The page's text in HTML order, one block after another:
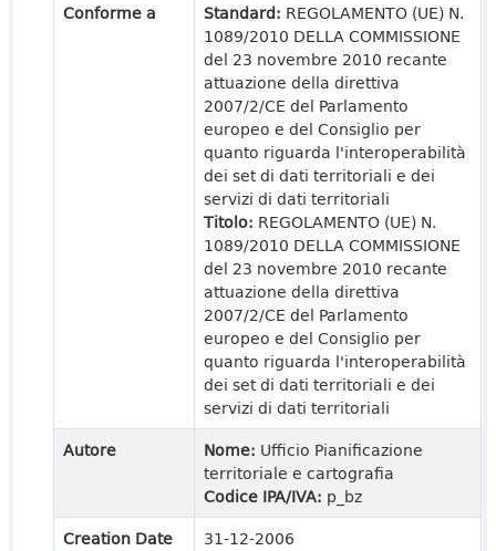
Conforme a
Standard: REGOLAMENTO (UE) N.
1089/2010 DELLA COMMISSIONE
del 23 novembre 2010 recante
attuazione della direttiva
2007/2/CE del Parlamento
europeo e del Consiglio per
quanto riguarda l'interoperabilità
dei set di dati territoriali e dei
servizi di dati territoriali
Titolo: REGOLAMENTO (UE) N.
1089/2010 DELLA COMMISSIONE
del 23 novembre 2010 recante
attuazione della direttiva
2007/2/CE del Parlamento
europeo e del Consiglio per
quanto riguarda l'interoperabilità
dei set di dati territoriali e dei
servizi di dati territoriali
Autore
Nome: Ufficio Pianificazione
territoriale e cartografia
Codice IPA/IVA: p_bz
Creation Date
31-12-2006